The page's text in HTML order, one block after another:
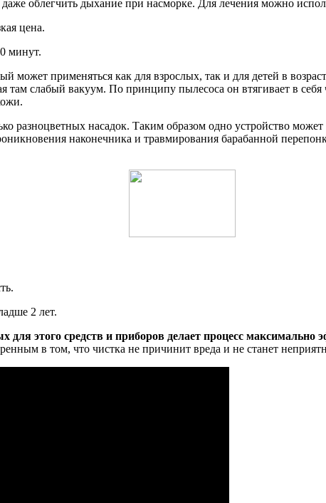
облегчить дыхание при насморке. Для лечения можно
цена.
минут.
может применяться как для взрослых, так и для детей в
там слабый вакуум. По принципу пылесоса он втягивает в
разноцветных насадок. Таким образом одно устройство
наконечника и травмирования барабанной
2 лет.
для этого средств и приборов делает процесс
в том, что чистка не причинит вреда и не станет